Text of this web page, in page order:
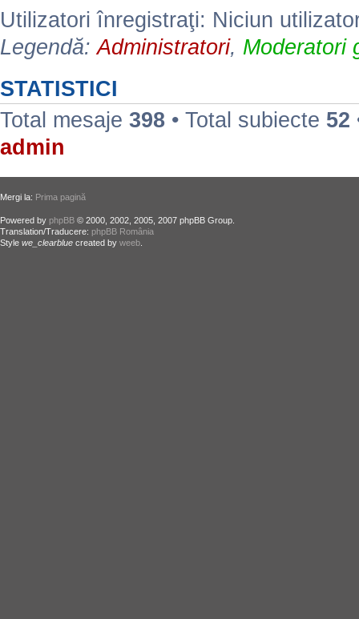
Utilizatori înregistraţi: Niciun
Legendă:Administratori, Moderatori
STATISTICI
Total mesaje 398 • Total subiecte 52
admin
Mergi la: Prima pagină
Powered by phpBB © 2000, 2002, 2005, 2007 phpBB Group.
Translation/Traducere: phpBB România
Style we_clearblue created by weeb